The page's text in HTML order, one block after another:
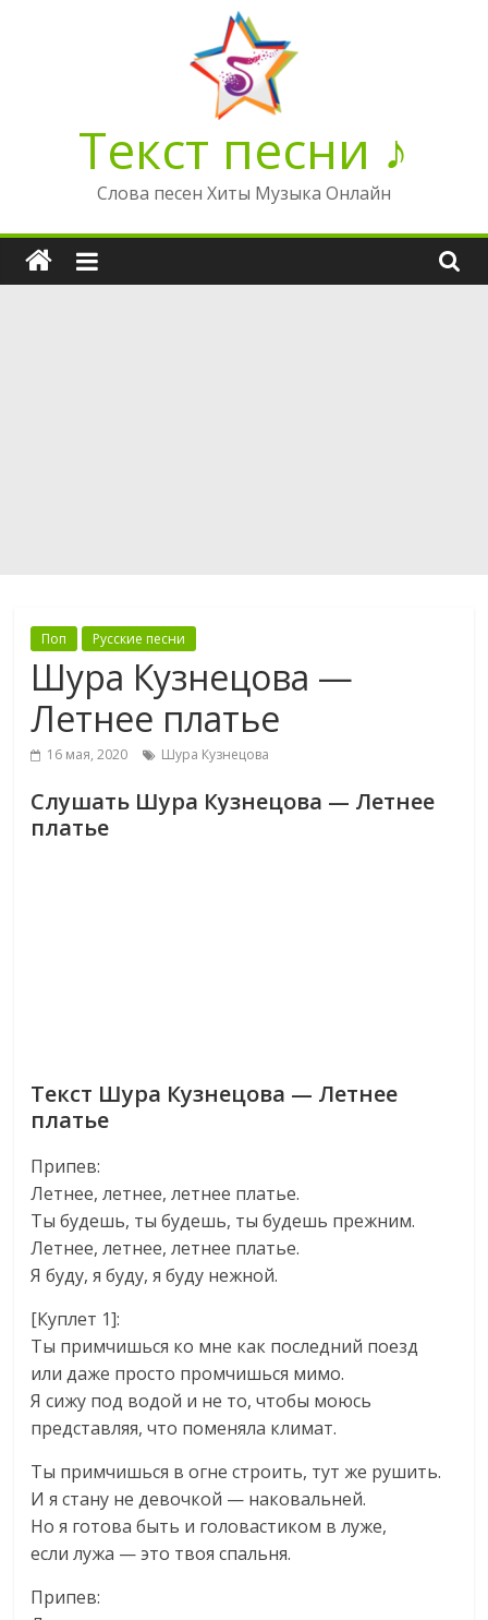
Текст песни ♪
Слова песен Хиты Музыка Онлайн
Поп Русские песни
Шура Кузнецова —
Летнее платье
16 мая, 2020 Шура Кузнецова
Слушать Шура Кузнецова — Летнее
платье
Текст Шура Кузнецова — Летнее
платье
Припев:
Летнее, летнее, летнее платье.
Ты будешь, ты будешь, ты будешь прежним.
Летнее, летнее, летнее платье.
Я буду, я буду, я буду нежной.
[Куплет 1]:
Ты примчишься ко мне как последний поезд
или даже просто промчишься мимо.
Я сижу под водой и не то, чтобы моюсь
представляя, что поменяла климат.
Ты примчишься в огне строить, тут же рушить.
И я стану не девочкой — наковальней.
Но я готова быть и головастиком в луже,
если лужа — это твоя спальня.
Припев: